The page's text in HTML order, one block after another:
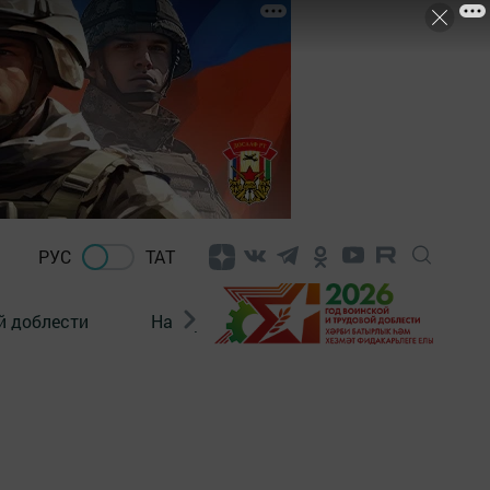
РУС ТАТ
доблести Нацпроекты Поколение будущего